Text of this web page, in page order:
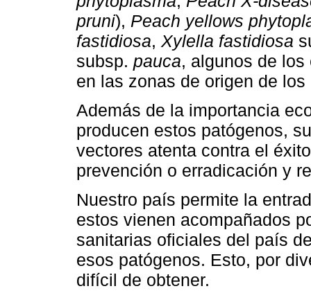
pruni), Peach yellows
fastidiosa, Xylella fastidiosa
subsp. pauca, algunos de
en las zonas de origen de
Además de la importancia
producen estos patógenos,
vectores atenta contra el
prevención o erradicación y
Nuestro país permite la
estos vienen acompañados
sanitarias oficiales del país
esos patógenos. Esto, por
difícil de obtener.